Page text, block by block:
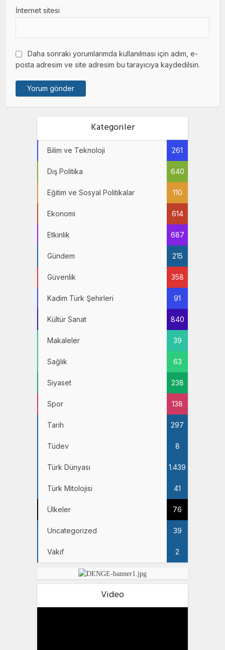
İnternet sitesi
Daha sonraki yorumlarımda kullanılması için adım, e-
posta adresim ve site adresim bu tarayıcıya kaydedilsin.
Kategoriler
Bilim ve Teknoloji 261
Dış Politika 640
Eğitim ve Sosyal Politikalar 110
Ekonomi 614
Etkinlik 687
Gündem 215
Güvenlik 358
Kadim Türk Şehirleri 91
Kültür Sanat 840
Makaleler 39
Sağlık 63
Siyaset 238
Spor 138
Tarih 297
Tüdev 8
Türk Dünyası 1.439
Türk Mitolojisi 41
Ülkeler 76
Uncategorized 39
Vakıf 2
Video